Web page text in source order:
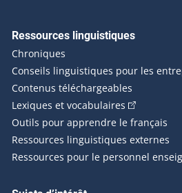
s'ouvrira dans une nouvelle
Ressources linguistiques
Chroniques
Conseils linguistiques pour les
Contenus téléchargeables
Lexiques et vocabulaires (Cet
Outils pour apprendre le français
Ressources linguistiques externes
Ressources pour le personnel